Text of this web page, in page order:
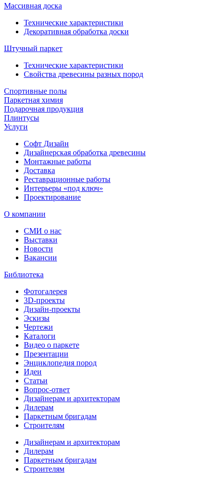
Массивная доска
Технические характеристики
Декоративная обработка доски
Штучный паркет
Технические характеристики
Свойства древесины разных пород
Спортивные полы
Паркетная химия
Подарочная продукция
Плинтусы
Услуги
Софт Дизайн
Дизайнерская обработка древесины
Монтажные работы
Доставка
Реставрационные работы
Интерьеры «под ключ»
Проектирование
О компании
СМИ о нас
Выставки
Новости
Вакансии
Библиотека
Фотогалерея
3D-проекты
Дизайн-проекты
Эскизы
Чертежи
Каталоги
Видео о паркете
Презентации
Энциклопедия пород
Идеи
Статьи
Вопрос-ответ
Дизайнерам и архитекторам
Дилерам
Паркетным бригадам
Строителям
Дизайнерам и архитекторам
Дилерам
Паркетным бригадам
Строителям